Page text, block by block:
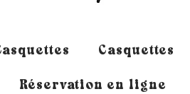
Casquettes
Réservation en ligne